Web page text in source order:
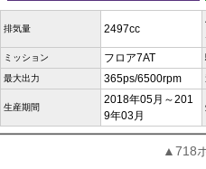
排気量 2497cc
ミッション フロア7AT
最大出力 365ps/6500rpm
生産期間
2018年05月～201
9年03月
▲718